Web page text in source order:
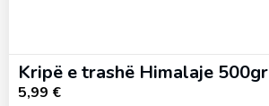
Kripë e trashë Himalaje 500gr
5,99 €